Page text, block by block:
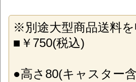
※別途大型商品送料を
■￥750(税込)
●高さ80(キャスター